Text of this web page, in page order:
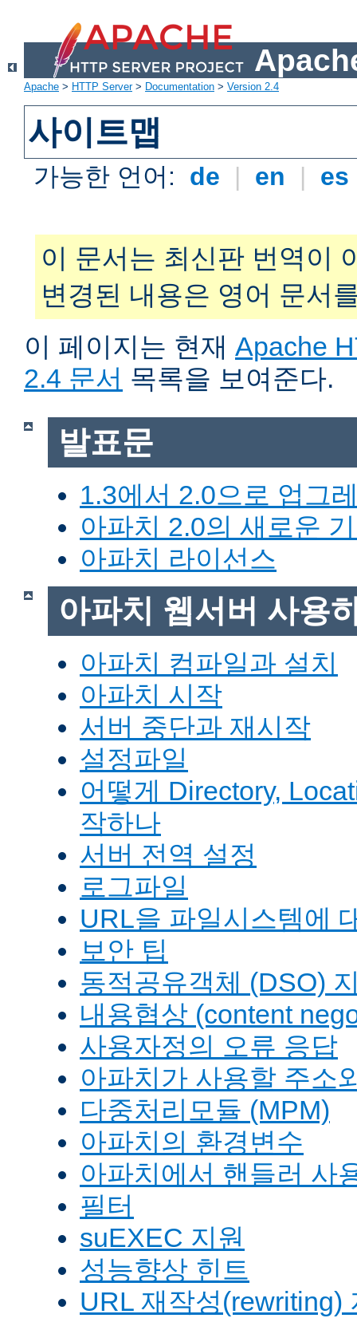
Apache > HTTP Server> Documentation > Version 2.4
사이트맵
가능한 언어: de | en | es
이 문서는 최신판 번역이
변경된 내용은 영어 문서
이 페이지는 현재 Apache
2.4 문서 목록을 보여준다.
발표문
1.3에서 2.0으로 업그
아파치 2.0의 새로운
아파치 라이선스
아파치 웹서버 사용
아파치 컴파일과 설치
아파치 시작
서버 중단과 재시작
설정파일
어떻게 Directory,
작하나
서버 전역 설정
로그파일
URL을 파일시스템에
보안 팁
동적공유객체 (DSO)
내용협상 (content
사용자정의 오류 응답
아파치가 사용할 주소
다중처리모듈 (MPM)
아파치의 환경변수
아파치에서 핸들러 사
필터
suEXEC 지원
성능향상 힌트
URL 재작성(rewriting)